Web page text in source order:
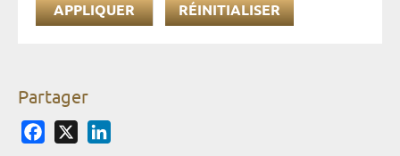
RÉINITIALISER
Partager
Facebook